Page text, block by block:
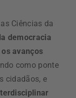
Ciências da
democracia
avanços
como ponte
cidadãos, e